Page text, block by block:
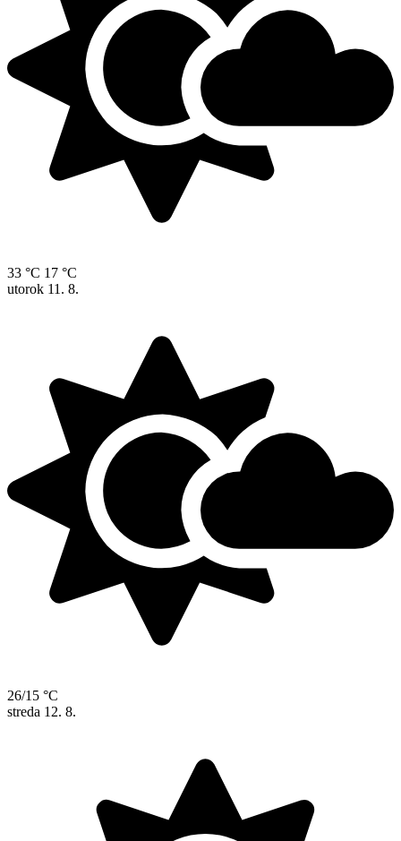
33 °C 17 °C
utorok 11. 8.
26/15 °C
streda 12. 8.